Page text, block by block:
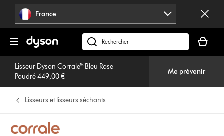
Sauter
pages
France
Rechercher
des
produits
panier
est
Lisseur Dyson Corrale™ Bleu Rose
Poudré 449,00 €
Me prévenir
Lisseurs et lisseurs séchants